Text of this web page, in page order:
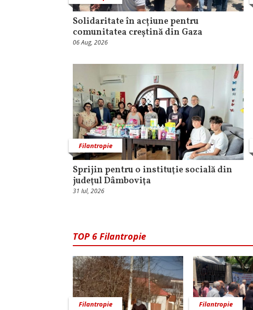
Solidaritate în acțiune pentru
comunitatea creștină din Gaza
06 Aug, 2026
Filantropie
Sprijin pentru o instituţie socială din
judeţul Dâmboviţa
31 Iul, 2026
TOP 6 Filantropie
Filantropie Filantropie